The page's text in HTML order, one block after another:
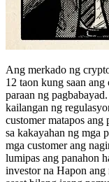
Ang merkado ng
12 taon kung saan
paraan ng
kailangan ng
customer matapos ang
sa kakayahan ng mga
mga customer ang
lumipas ang panahon
investor na Hapon